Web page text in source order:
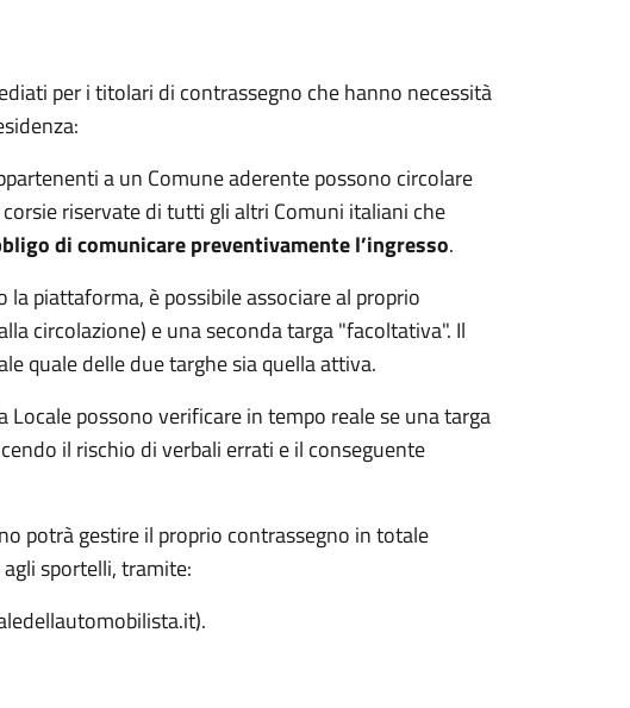
per i titolari di contrassegno che hanno necessità
a un Comune aderente possono circolare
riservate di tutti gli altri Comuni italiani che
di comunicare preventivamente l’ingresso.
la piattaforma, è possibile associare al proprio
circolazione) e una seconda targa "facoltativa". Il
quale delle due targhe sia quella attiva.
Locale possono verificare in tempo reale se una targa
il rischio di verbali errati e il conseguente
potrà gestire il proprio contrassegno in totale
sportelli, tramite: